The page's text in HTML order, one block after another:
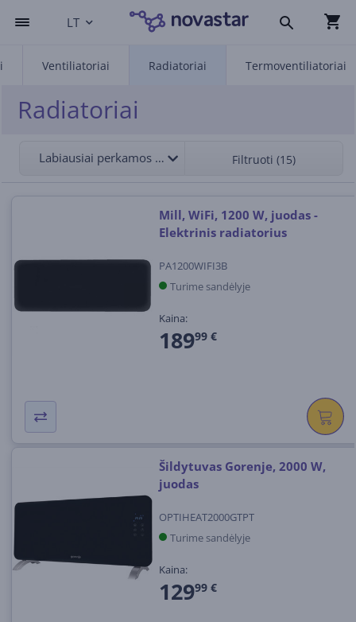
LT
Ventiliatoriai Radiatoriai Termoventiliatoriai
Radiatoriai
Labiausiai perkamos viršuje Filtruoti (15)
Mill, WiFi, 1200 W, juodas -
Elektrinis radiatorius
PA1200WIFI3B
Turime sandėlyje
Kaina:
18999 €
Šildytuvas Gorenje, 2000 W,
juodas
OPTIHEAT2000GTPT
Turime sandėlyje
Kaina:
12999 €